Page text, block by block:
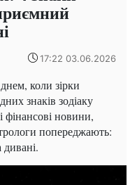
17:22 03.06.2026
коли зірки
знаків зодіаку
фінансові новини,
попереджають: